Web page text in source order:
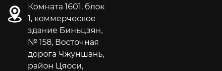
Комната 1601, блок
1, коммерческое
здание Биньцзян,
№ 158, Восточная
дорога Чжуншань,
район Цяоси,